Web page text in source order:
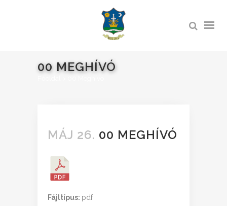
00 MEGHÍVÓ
MÁJ 26. 00 MEGHÍVÓ
Fájltípus: pdf